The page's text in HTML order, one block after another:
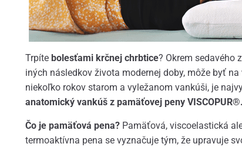
Trpíte bolesťami krčnej chrbtice? Okrem sedavého
iných následkov života modernej doby, môže byť
niekoľko rokov starom a vyležanom vankúši, je
anatomický vankúš z pamäťovej peny VISCOPUR®.
Čo je pamäťová pena?Pamäťová, viscoelastická
termoaktívna pena se vyznačuje tým, že upravuje